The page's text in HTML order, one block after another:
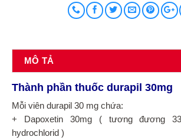
MÔ TẢ
Thành phần thuốc durapil 30mg
Mỗi viên durapil 30 mg chứa:
+ Dapoxetin 30mg ( tương đương
hydrochlorid )